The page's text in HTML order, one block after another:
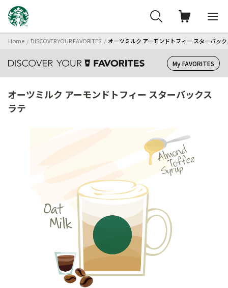
Home DISCOVER YOUR FAVORITES オーツミルク アーモンドトフィー スターバッ
My FAVORITES
オーツミルク アーモンドトフィー スターバックス
ラテ